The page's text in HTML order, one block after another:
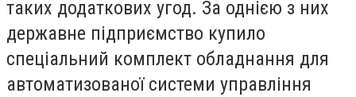
таких додаткових угод. За однією з них
державне підприємство купило
спеціальний комплект обладнання для
автоматизованої системи управління